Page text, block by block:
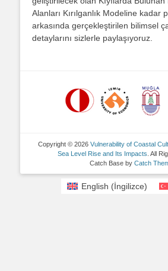
Alanları Kırılganlık Modeline kadar
arkasında gerçekleştirilen bilimsel
detaylarını sizlerle paylaşıyoruz.
Copyright © 2026 Vulnerability of Coastal
Sea Level Rise and Its Impacts . All
Catch Base by Catch
English (İngilizce)